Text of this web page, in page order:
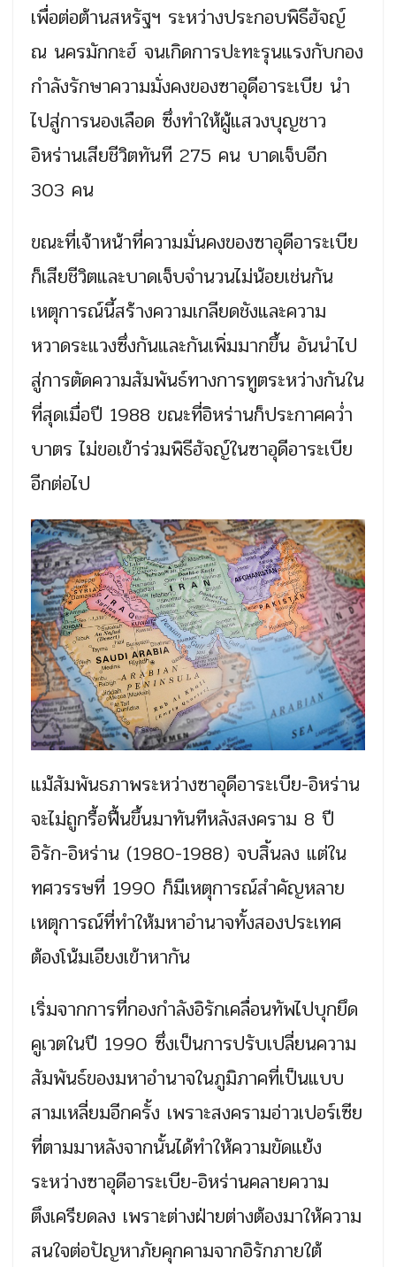
เพื่อต่อต้านสหรัฐฯ ระหว่างประกอบพิธีฮัจญ์
ณ นครมักกะฮ์ จนเกิดการปะทะรุนแรงกับกอง
กำลังรักษาความมั่งคงของซาอุดีอาระเบีย นำ
ไปสู่การนองเลือด ซึ่งทำให้ผู้แสวงบุญชาว
อิหร่านเสียชีวิตทันที 275 คน บาดเจ็บอีก
303 คน
ขณะที่เจ้าหน้าที่ความมั่นคงของซาอุดีอาระเบีย
ก็เสียชีวิตและบาดเจ็บจำนวนไม่น้อยเช่นกัน
เหตุการณ์นี้สร้างความเกลียดชังและความ
หวาดระแวงซึ่งกันและกันเพิ่มมากขึ้น อันนำไป
สู่การตัดความสัมพันธ์ทางการทูตระหว่างกันใน
ที่สุดเมื่อปี 1988 ขณะที่อิหร่านก็ประกาศคว่ำ
บาตร ไม่ขอเข้าร่วมพิธีฮัจญ์ในซาอุดีอาระเบีย
อีกต่อไป
แม้สัมพันธภาพระหว่างซาอุดีอาระเบีย-อิหร่าน
จะไม่ถูกรื้อฟื้นขึ้นมาทันทีหลังสงคราม 8 ปี
อิรัก-อิหร่าน (1980-1988) จบสิ้นลง แต่ใน
ทศวรรษที่ 1990 ก็มีเหตุการณ์สำคัญหลาย
เหตุการณ์ที่ทำให้มหาอำนาจทั้งสองประเทศ
ต้องโน้มเอียงเข้าหากัน
เริ่มจากการที่กองกำลังอิรักเคลื่อนทัพไปบุกยึด
คูเวตในปี 1990 ซึ่งเป็นการปรับเปลี่ยนความ
สัมพันธ์ของมหาอำนาจในภูมิภาคที่เป็นแบบ
สามเหลี่ยมอีกครั้ง เพราะสงครามอ่าวเปอร์เซีย
ที่ตามมาหลังจากนั้นได้ทำให้ความขัดแย้ง
ระหว่างซาอุดีอาระเบีย-อิหร่านคลายความ
ตึงเครียดลง เพราะต่างฝ่ายต่างต้องมาให้ความ
สนใจต่อปัญหาภัยคุกคามจากอิรักภายใต้